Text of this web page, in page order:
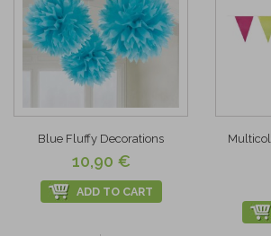
Blue Fluffy Decorations
10,90 €
ADD TO CART